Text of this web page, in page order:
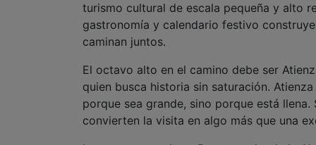
turismo cultural de escala pequeña y alto
gastronomía y calendario festivo
caminan juntos.
El octavo alto en el camino debe ser
quien busca historia sin saturación.
porque sea grande, sino porque está
convierten la visita en algo más que una